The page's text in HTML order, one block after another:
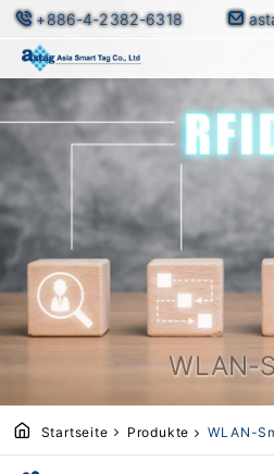
+886-4-2382-6318
WLAN-
Startseite Produkte WLAN-